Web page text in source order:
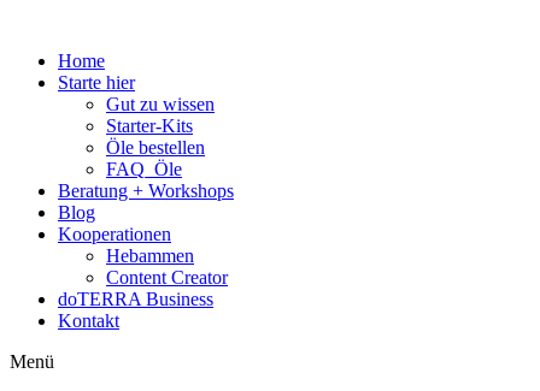
Home
Starte hier
Gut zu wissen
Starter-Kits
Öle bestellen
FAQ_Öle
Beratung + Workshops
Blog
Kooperationen
Hebammen
Content Creator
doTERRA Business
Kontakt
Menü